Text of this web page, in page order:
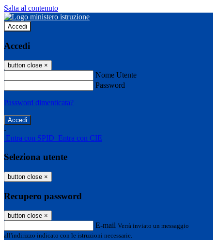
Salta al contenuto
Accedi
Accedi
button close ×
Nome Utente
Password
Password dimenticata?
-
Entra con SPID Entra con CIE
Seleziona utente
button close ×
Recupero password
button close ×
E-mail Verrà inviato un messaggio
all'indirizzo indicato con le istruzioni necessarie.